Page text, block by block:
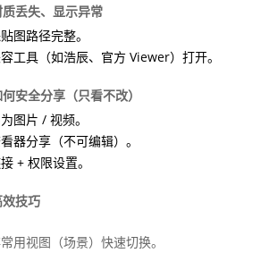
丢失、显示异常
图路径完整。
工具（如浩辰、官方 Viewer）打开。
安全分享（只看不改）
图片 / 视频。
器分享（不可编辑）。
+ 权限设置。
技巧
用视图（场景）快速切换。